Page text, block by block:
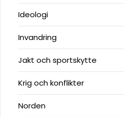
Ideologi
Invandring
Jakt och sportskytte
Krig och konflikter
Norden